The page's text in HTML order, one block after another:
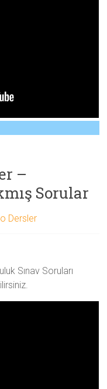
–
Sorular
Dersler
Sınav Soruları